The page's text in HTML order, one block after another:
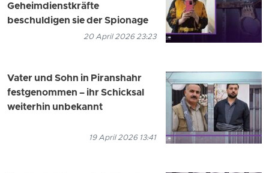
Geheimdienstkräfte
beschuldigen sie der Spionage
20 April 2026 23:23
Vater und Sohn in Piranshahr
festgenommen – ihr Schicksal
weiterhin unbekannt
19 April 2026 13:41